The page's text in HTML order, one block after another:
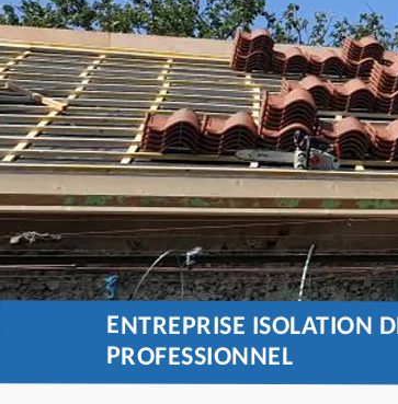
ENTREPRISE ISOLATION
PROFESSIONNEL